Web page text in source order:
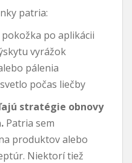
patria:
po aplikácii
vyrážok
pálenia
počas liečby
stratégie obnovy
Patria sem
produktov alebo
Niektorí tiež